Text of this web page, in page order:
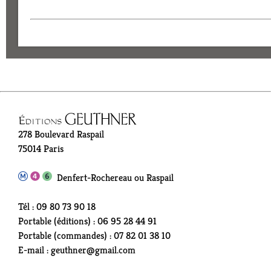
278 Boulevard Raspail
75014 Paris
Denfert-Rochereau ou Raspail
Tél : 09 80 73 90 18
Portable (éditions) : 06 95 28 44 91
Portable (commandes) : 07 82 01 38 10
E-mail : geuthner@gmail.com